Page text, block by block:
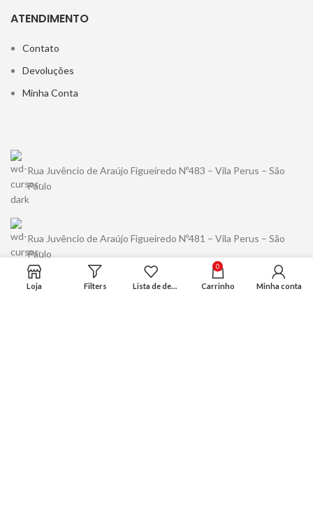
ATENDIMENTO
Contato
Devoluções
Minha Conta
Rua Juvêncio de Araújo Figueiredo Nº483 – Vila Perus – São
Paulo
Rua Juvêncio de Araújo Figueiredo Nº481 – Vila Perus – São
Paulo
Loja Filters Lista de desejo
0
Carrinho Minha conta